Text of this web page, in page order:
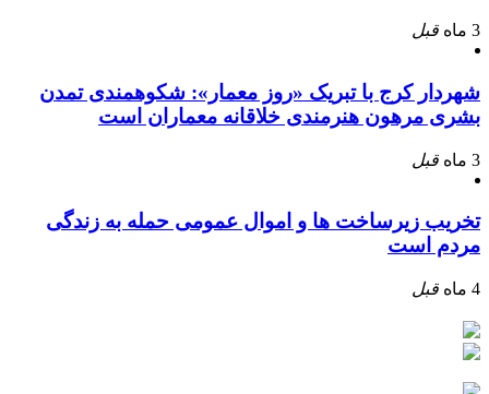
3 ماه قبل
شهردار کرج با تبریک «روز معمار»: شکوهمندی تمدن
بشری مرهون هنرمندی خلاقانه معماران است
3 ماه قبل
تخریب زیرساخت ها و اموال عمومی حمله به زندگی
مردم است
4 ماه قبل